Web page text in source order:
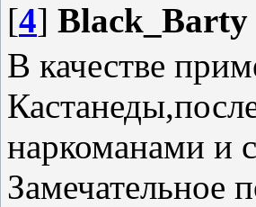
[4] Black_Barty
В качестве
наркоманами и
Замечательное